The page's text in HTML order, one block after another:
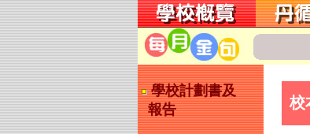
學校計劃書及
報告
校